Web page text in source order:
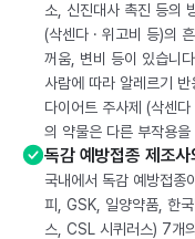
소, 신진대사 촉진 등의
(삭센다 · 위고비 등)의
꺼움, 변비 등이 있습니
사람에 따라 알레르기
다이어트 주사제 (삭센
의 약물은 다른 부작용
독감 예방접종 제조사
국내에서 독감 예방접종
피, GSK, 일양약품, 한
스, CSL 시퀴러스) 7개